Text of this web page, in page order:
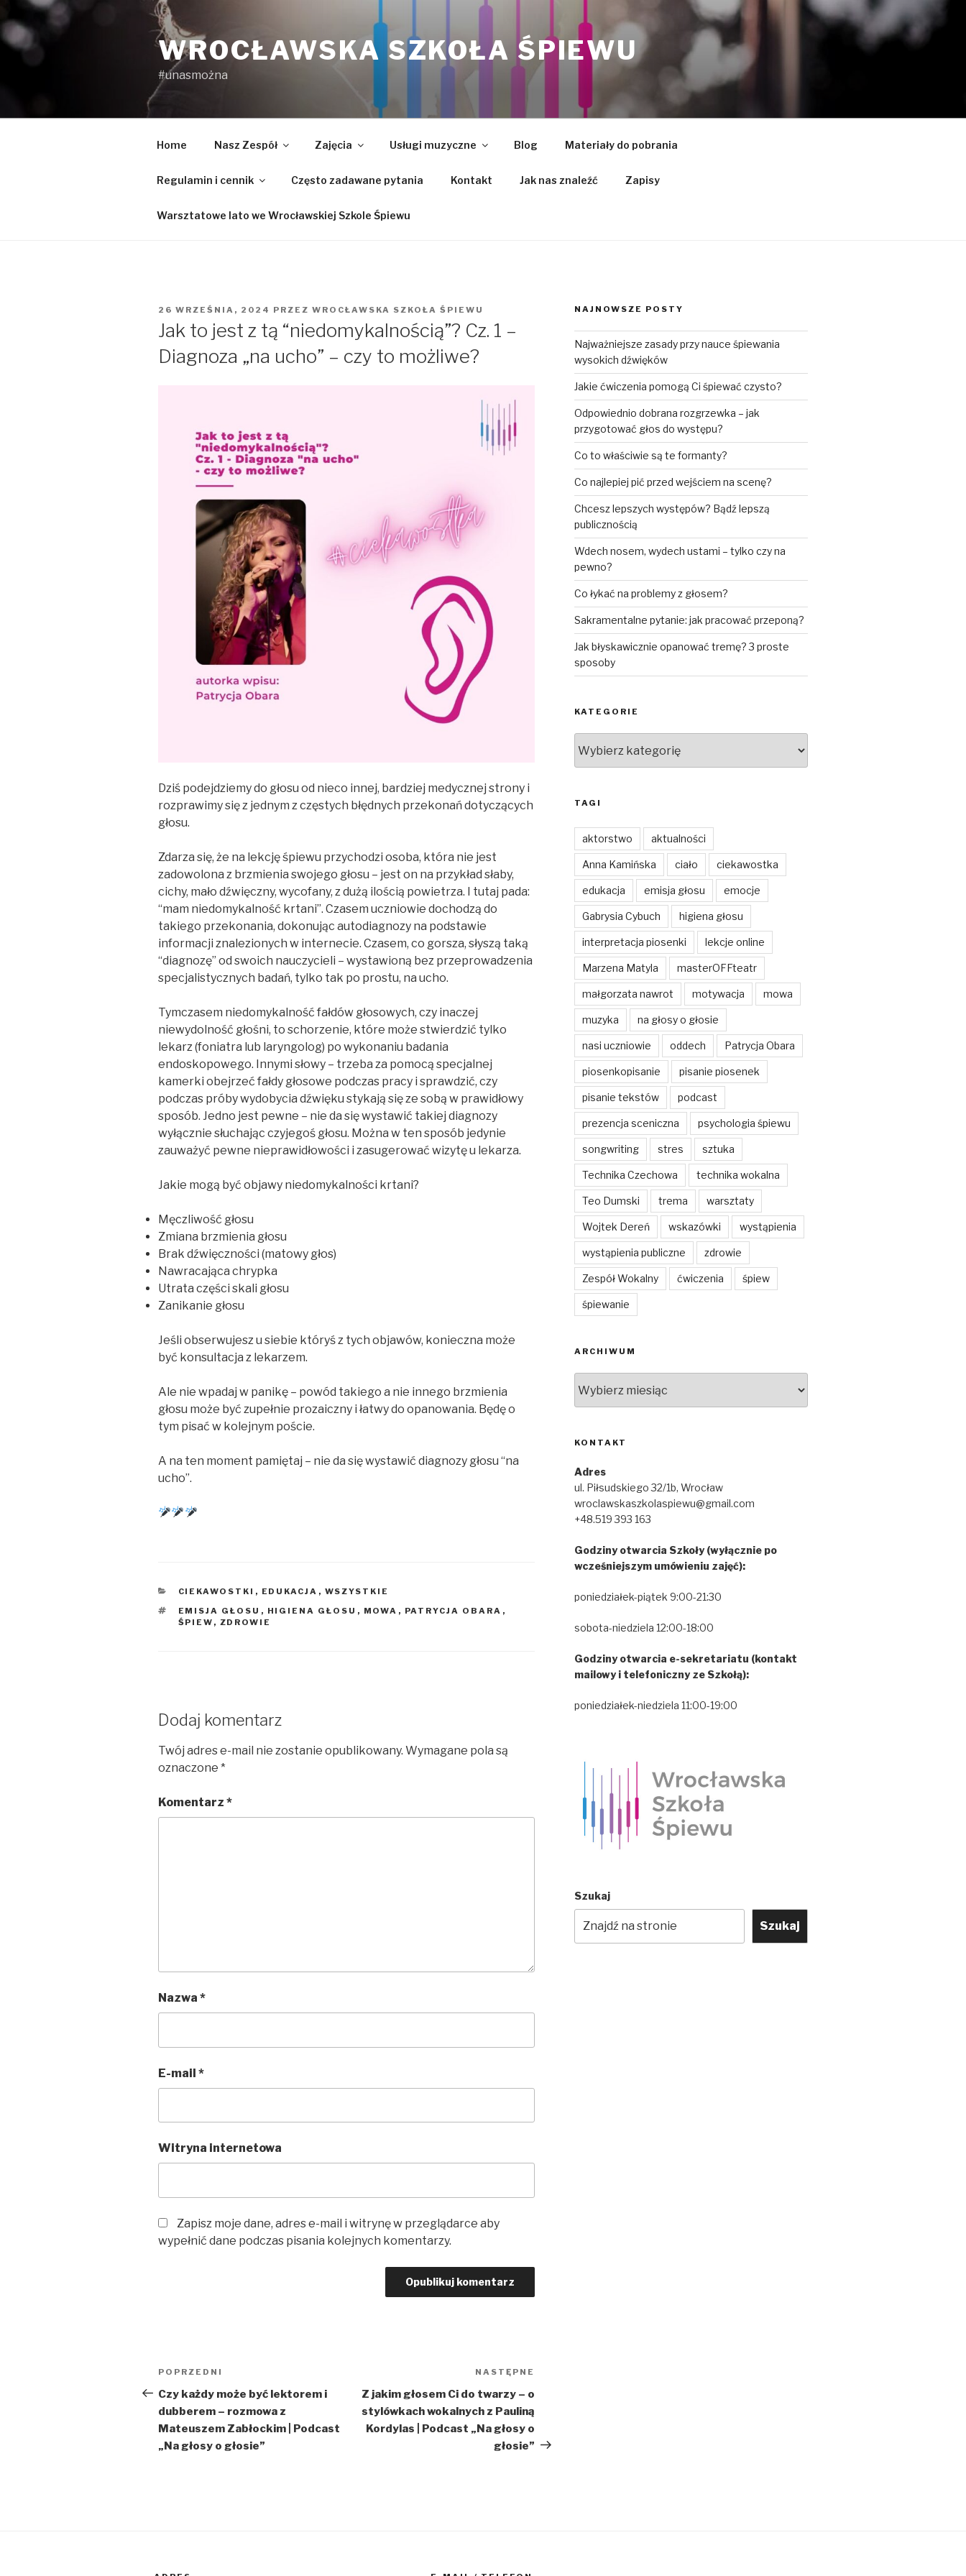
Przejdź
do
treści
WROCŁAWSKA SZKOŁA ŚPIEWU
#unasmożna
Home Nasz Zespół Zajęcia Usługi muzyczne Blog Materiały do pobrania
Regulamin i cennik Często zadawane pytania Kontakt Jak nas znaleźć Zapisy
Warsztatowe lato we Wrocławskiej Szkole Śpiewu
OPUBLIKOWANE
26 WRZEŚNIA, 2024 PRZEZ WROCŁAWSKA SZKOŁA ŚPIEWU
Jak to jest z tą “niedomykalnością”? Cz. 1 –
Diagnoza „na ucho” – czy to możliwe?
Dziś podejdziemy do głosu od nieco innej, bardziej medycznej strony i
rozprawimy się z jednym z częstych błędnych przekonań dotyczących
głosu.
Zdarza się, że na lekcję śpiewu przychodzi osoba, która nie jest
zadowolona z brzmienia swojego głosu – jest on na przykład słaby,
cichy, mało dźwięczny, wycofany, z dużą ilością powietrza. I tutaj pada:
“mam niedomykalność krtani”. Czasem uczniowie dochodzą do
takiego przekonania, dokonując autodiagnozy na podstawie
informacji znalezionych w internecie. Czasem, co gorsza, słyszą taką
“diagnozę” od swoich nauczycieli – wystawioną bez przeprowadzenia
specjalistycznych badań, tylko tak po prostu, na ucho.
Tymczasem niedomykalność fałdów głosowych, czy inaczej
niewydolność głośni, to schorzenie, które może stwierdzić tylko
lekarz (foniatra lub laryngolog) po wykonaniu badania
endoskopowego. Innymi słowy – trzeba za pomocą specjalnej
kamerki obejrzeć fałdy głosowe podczas pracy i sprawdzić, czy
podczas próby wydobycia dźwięku stykają się ze sobą w prawidłowy
sposób. Jedno jest pewne – nie da się wystawić takiej diagnozy
wyłącznie słuchając czyjegoś głosu. Można w ten sposób jedynie
zauważyć pewne nieprawidłowości i zasugerować wizytę u lekarza.
Jakie mogą być objawy niedomykalności krtani?
Męczliwość głosu
Zmiana brzmienia głosu
Brak dźwięczności (matowy głos)
Nawracająca chrypka
Utrata części skali głosu
Zanikanie głosu
Jeśli obserwujesz u siebie któryś z tych objawów, konieczna może
być konsultacja z lekarzem.
Ale nie wpadaj w panikę – powód takiego a nie innego brzmienia
głosu może być zupełnie prozaiczny i łatwy do opanowania. Będę o
tym pisać w kolejnym poście.
A na ten moment pamiętaj – nie da się wystawić diagnozy głosu “na
ucho”.
KATEGORIE
CIEKAWOSTKI , EDUKACJA , WSZYSTKIE
TAGI
EMISJA GŁOSU , HIGIENA GŁOSU , MOWA , PATRYCJA OBARA ,
ŚPIEW , ZDROWIE
Dodaj komentarz
Twój adres e-mail nie zostanie opublikowany. Wymagane pola są
oznaczone *
Komentarz *
Nazwa *
E-mail *
Witryna internetowa
Zapisz moje dane, adres e-mail i witrynę w przeglądarce aby
wypełnić dane podczas pisania kolejnych komentarzy.
Nawigacja
wpisu
Poprzedni
wpis
POPRZEDNI
Czy każdy może być lektorem i
dubberem – rozmowa z
Mateuszem Zabłockim | Podcast
„Na głosy o głosie”
NASTĘPNE
Z jakim głosem Ci do twarzy – o
stylówkach wokalnych z Pauliną
Kordylas | Podcast „Na głosy o
głosie”
NAJNOWSZE POSTY
Najważniejsze zasady przy nauce śpiewania
wysokich dźwięków
Jakie ćwiczenia pomogą Ci śpiewać czysto?
Odpowiednio dobrana rozgrzewka – jak
przygotować głos do występu?
Co to właściwie są te formanty?
Co najlepiej pić przed wejściem na scenę?
Chcesz lepszych występów? Bądź lepszą
publicznością
Wdech nosem, wydech ustami – tylko czy na
pewno?
Co łykać na problemy z głosem?
Sakramentalne pytanie: jak pracować przeponą?
Jak błyskawicznie opanować tremę? 3 proste
sposoby
KATEGORIE
TAGI
aktorstwo aktualności
Anna Kamińska ciało ciekawostka
edukacja emisja głosu emocje
Gabrysia Cybuch higiena głosu
interpretacja piosenki lekcje online
Marzena Matyla masterOFFteatr
małgorzata nawrot motywacja mowa
muzyka na głosy o głosie
nasi uczniowie oddech Patrycja Obara
piosenkopisanie pisanie piosenek
pisanie tekstów podcast
prezencja sceniczna psychologia śpiewu
songwriting stres sztuka
Technika Czechowa technika wokalna
Teo Dumski trema warsztaty
Wojtek Dereń wskazówki wystąpienia
wystąpienia publiczne zdrowie
Zespół Wokalny ćwiczenia śpiew
śpiewanie
ARCHIWUM
KONTAKT
Adres
ul. Piłsudskiego 32/1b, Wrocław
wroclawskaszkolaspiewu@gmail.com
+48.519 393 163
Godziny otwarcia Szkoły (wyłącznie po
wcześniejszym umówieniu zajęć):
poniedziałek-piątek 9:00-21:30
sobota-niedziela 12:00-18:00
Godziny otwarcia e-sekretariatu (kontakt
mailowy i telefoniczny ze Szkołą):
poniedziałek-niedziela 11:00-19:00
Szukaj
Szukaj